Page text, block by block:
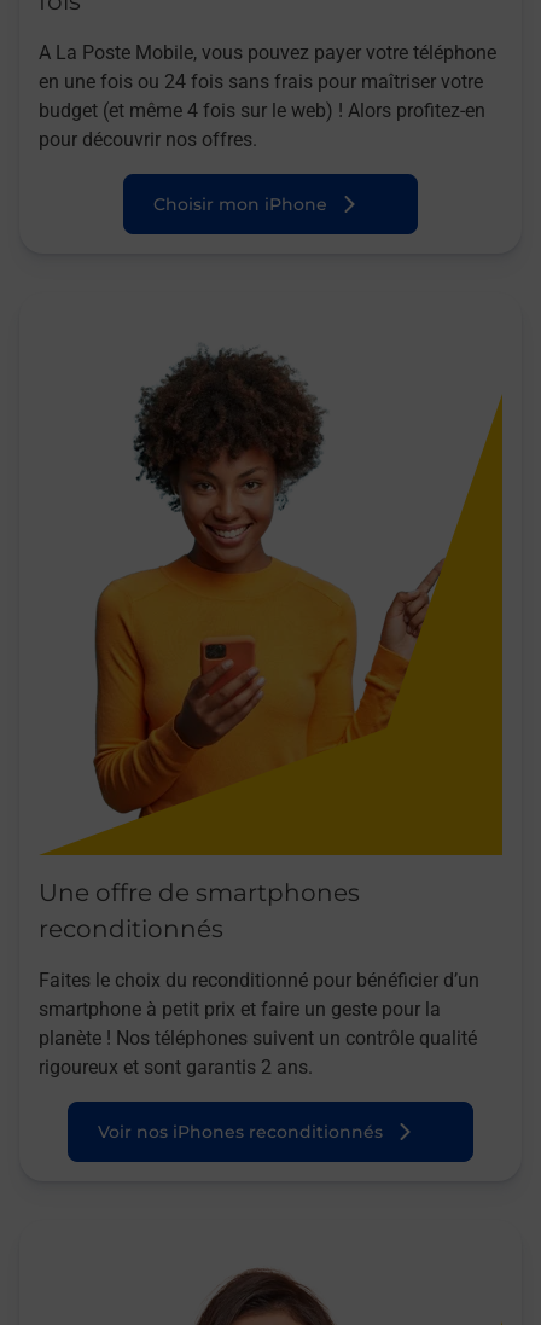
A La Poste Mobile, vous pouvez payer votre téléphone
en une fois ou 24 fois sans frais pour maîtriser votre
budget (et même 4 fois sur le web) ! Alors profitez-en
pour découvrir nos offres.
Choisir mon iPhone
Une offre de smartphones
reconditionnés
Faites le choix du reconditionné pour bénéficier d’un
smartphone à petit prix et faire un geste pour la
planète ! Nos téléphones suivent un contrôle qualité
rigoureux et sont garantis 2 ans.
Voir nos iPhones reconditionnés